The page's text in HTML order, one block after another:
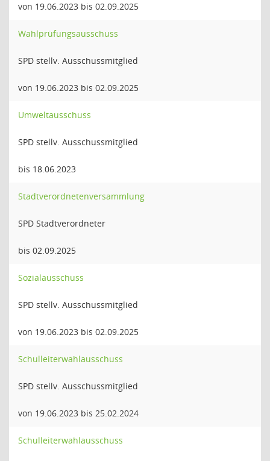
von 19.06.2023 bis 02.09.2025
Wahlprüfungsausschuss
SPD stellv. Ausschussmitglied
von 19.06.2023 bis 02.09.2025
Umweltausschuss
SPD stellv. Ausschussmitglied
bis 18.06.2023
Stadtverordnetenversammlung
SPD Stadtverordneter
bis 02.09.2025
Sozialausschuss
SPD stellv. Ausschussmitglied
von 19.06.2023 bis 02.09.2025
Schulleiterwahlausschuss
SPD stellv. Ausschussmitglied
von 19.06.2023 bis 25.02.2024
Schulleiterwahlausschuss